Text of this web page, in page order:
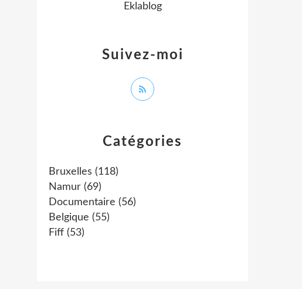
Catégories
Bruxelles (118)
Namur (69)
Documentaire (56)
Belgique (55)
Fiff (53)
Suivez-moi
Eklablog